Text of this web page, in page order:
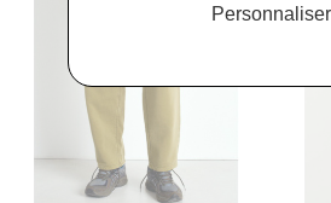
Personnaliser